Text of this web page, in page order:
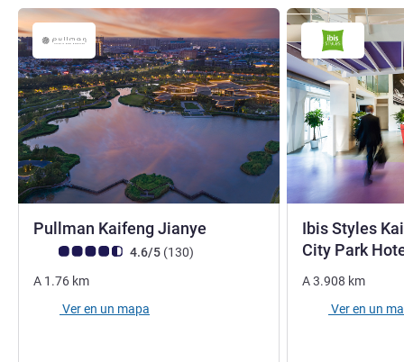
Pullman Kaifeng Jianye
Nota de clientes de Avis (Clasificación de ALL)
4.6/5 (130opiniones
)
A 1.76 km
Ver en un mapa
Ibis Styles
City Park
A3.908 km
Ver en un